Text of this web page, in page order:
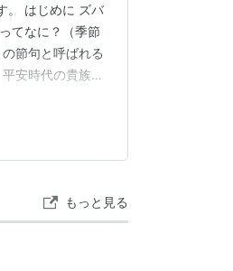
。 はじめに ズバ
てなに？（季節
節句と呼ばれる
安時代の貴族の
雛人形を飾る華
もっと見る